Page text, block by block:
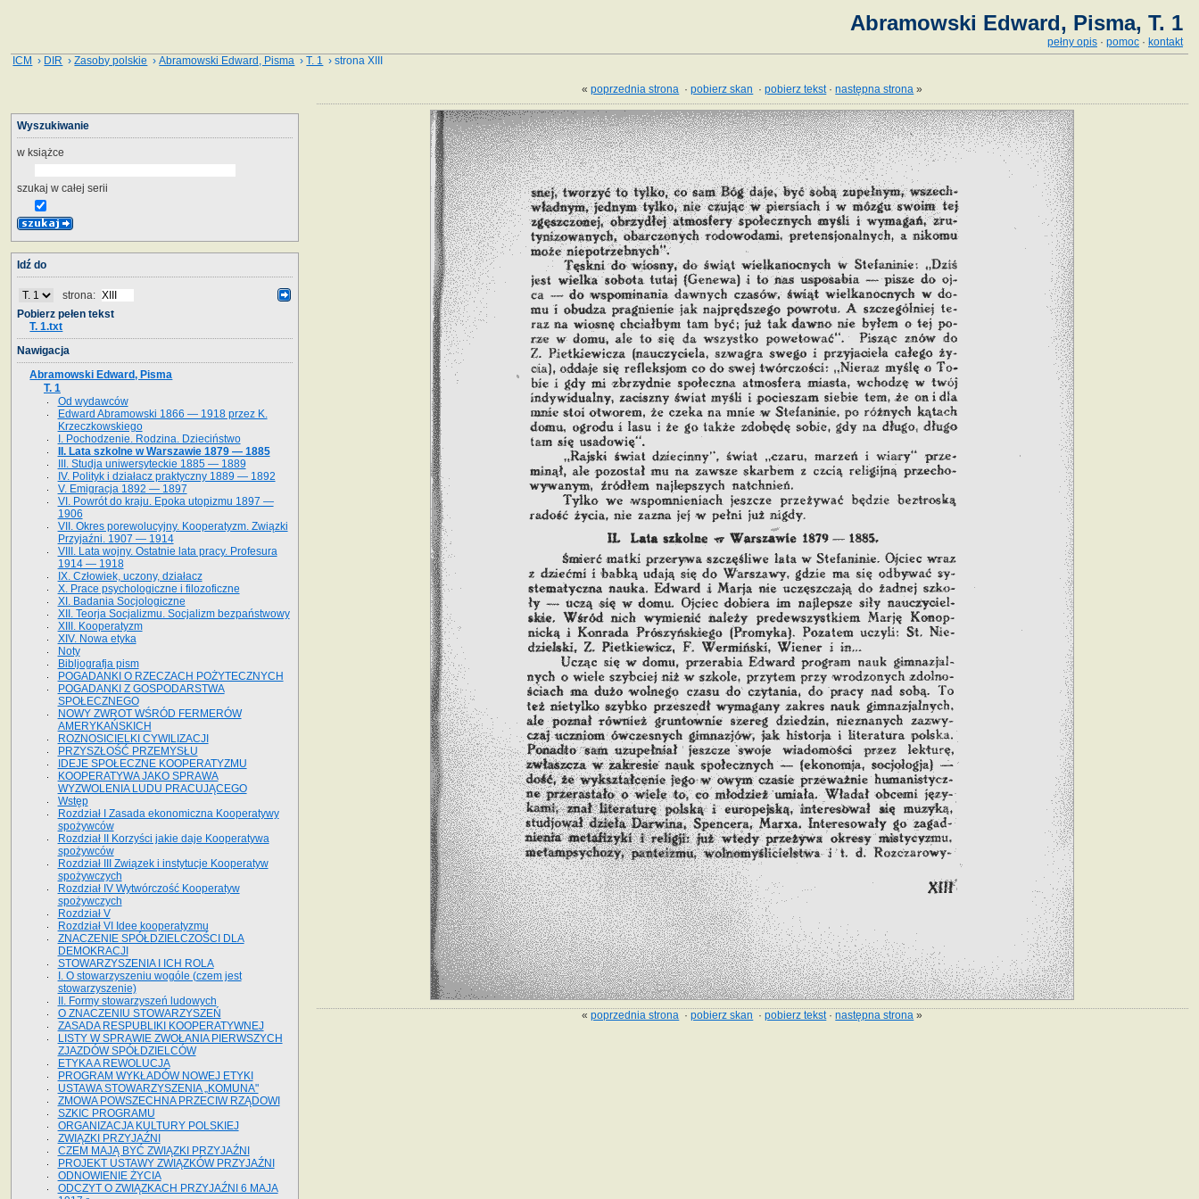
Abramowski Edward, Pisma, T. 1
pełny opis · pomoc · kontakt
ICM › DIR ›Zasoby polskie ›Abramowski Edward, Pisma ›T. 1 › strona XIII
«poprzednia strona ·pobierz skan ·pobierz tekst·następna strona »
«poprzednia strona ·pobierz skan ·pobierz tekst·następna strona »
Wyszukiwanie
w książce
szukaj w całej serii
Idź do
strona:
Pobierz pełen tekst
T. 1.txt
Nawigacja
Abramowski Edward, Pisma
T. 1
Od wydawców
Edward Abramowski 1866 — 1918 przez K.
Krzeczkowskiego
I. Pochodzenie. Rodzina. Dzieciństwo
II. Lata szkolne w Warszawie 1879 — 1885
III. Studja uniwersyteckie 1885 — 1889
IV. Polityk i działacz praktyczny 1889 — 1892
V. Emigracja 1892 — 1897
VI. Powrót do kraju. Epoka utopizmu 1897 —
1906
VII. Okres porewolucyjny. Kooperatyzm. Związki
Przyjaźni. 1907 — 1914
VIII. Lata wojny. Ostatnie lata pracy. Profesura
1914 — 1918
IX. Człowiek, uczony, działacz
X. Prace psychologiczne i filozoficzne
XI. Badania Socjologiczne
XII. Teorja Socjalizmu. Socjalizm bezpaństwowy
XIII. Kooperatyzm
XIV. Nowa etyka
Noty
Bibljografja pism
POGADANKI O RZECZACH POŻYTECZNYCH
POGADANKI Z GOSPODARSTWA
SPOŁECZNEGO
NOWY ZWROT WŚRÓD FERMERÓW
AMERYKAŃSKICH
ROZNOSICIELKI CYWILIZACJI
PRZYSZŁOŚĆ PRZEMYSŁU
IDEJE SPOŁECZNE KOOPERATYZMU
KOOPERATYWA JAKO SPRAWA
WYZWOLENIA LUDU PRACUJĄCEGO
Wstęp
Rozdział I Zasada ekonomiczna Kooperatywy
spożywców
Rozdział II Korzyści jakie daje Kooperatywa
spożywców
Rozdział III Związek i instytucje Kooperatyw
spożywczych
Rozdział IV Wytwórczość Kooperatyw
spożywczych
Rozdział V
Rozdział VI Idee kooperatyzmu
ZNACZENIE SPÓŁDZIELCZOŚCI DLA
DEMOKRACJI
STOWARZYSZENIA I ICH ROLA
I. O stowarzyszeniu wogóle (czem jest
stowarzyszenie)
II. Formy stowarzyszeń ludowych
O ZNACZENIU STOWARZYSZEŃ
ZASADA RESPUBLIKI KOOPERATYWNEJ
LISTY W SPRAWIE ZWOŁANIA PIERWSZYCH
ZJAZDÓW SPÓŁDZIELCÓW
ETYKA A REWOLUCJA
PROGRAM WYKŁADÓW NOWEJ ETYKI
USTAWA STOWARZYSZENIA „KOMUNA"
ZMOWA POWSZECHNA PRZECIW RZĄDOWI
SZKIC PROGRAMU
ORGANIZACJA KULTURY POLSKIEJ
ZWIĄZKI PRZYJAŹNI
CZEM MAJĄ BYĆ ZWIĄZKI PRZYJAŹNI
PROJEKT USTAWY ZWIĄZKÓW PRZYJAŹNI
ODNOWIENIE ŻYCIA
ODCZYT O ZWIĄZKACH PRZYJAŹNI 6 MAJA